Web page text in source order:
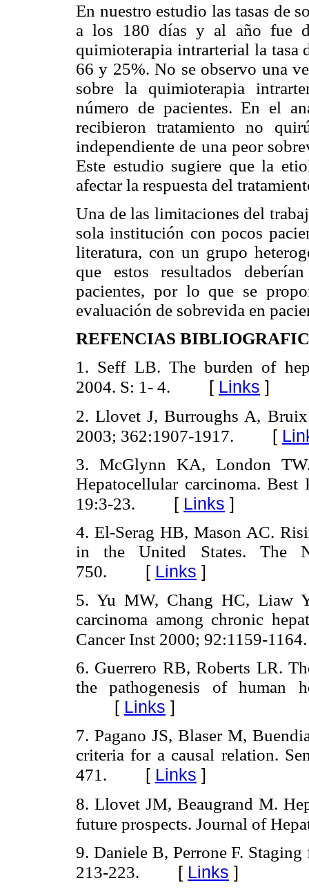
En nuestro estudio las tasas de
a los 180 días y al año fue
quimioterapia intrarterial la tasa
66 y 25%. No se observo una
sobre la quimioterapia
número de pacientes. En el
recibieron tratamiento no
independiente de una peor
Este estudio sugiere que la
afectar la respuesta del
Una de las limitaciones del
sola institución con pocos
literatura, con un grupo
que estos resultados
pacientes, por lo que se
evaluación de sobrevida en
REFENCIAS
1. Seff LB. The burden of
2004. S: 1- 4. [ Links ]
2. Llovet J, Burroughs A, Bruix
2003; 362:1907-1917. [
3. McGlynn KA, London
Hepatocellular carcinoma. Best
19:3-23. [ Links ]
4. El-Serag HB, Mason AC.
in the United States. The
750. [ Links ]
5. Yu MW, Chang HC, Liaw
carcinoma among chronic
Cancer Inst 2000; 92:1159-1164.
6. Guerrero RB, Roberts LR.
the pathogenesis of human
[ Links ]
7. Pagano JS, Blaser M,
criteria for a causal relation.
471. [ Links ]
8. Llovet JM, Beaugrand M.
future prospects. Journal of
9. Daniele B, Perrone F.
213-223. [ Links ]